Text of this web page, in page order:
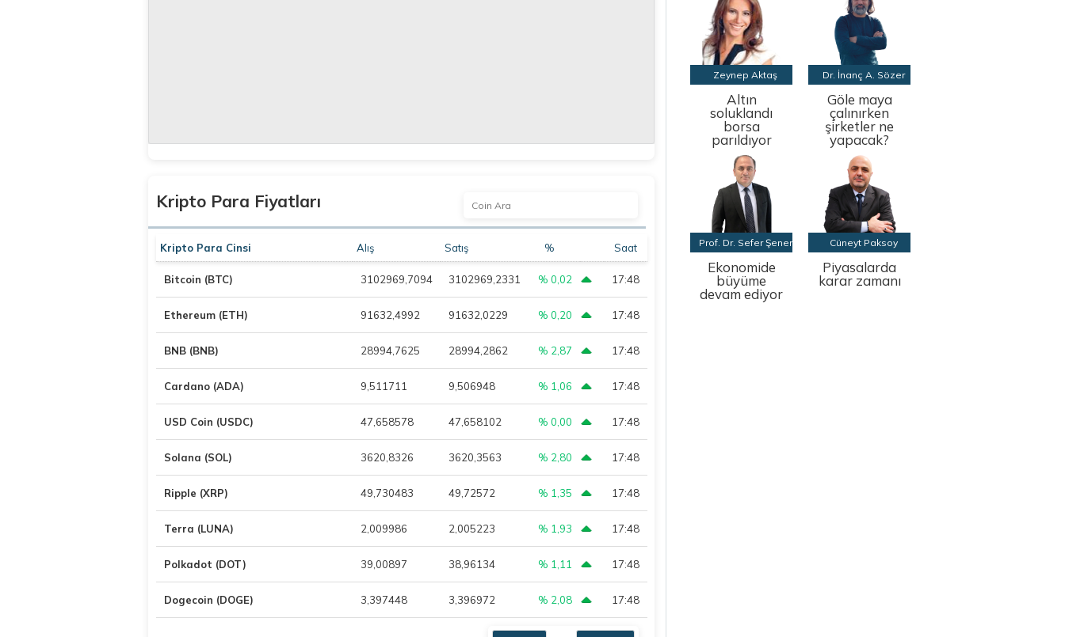
Kripto Para Fiyatları
Kripto Para Cinsi Alış Satış % Saat
Bitcoin (BTC) 3102969,7094 3102969,2331 % 0,02 17:48
Ethereum (ETH) 91632,4992 91632,0229 % 0,20 17:48
BNB (BNB) 28994,7625 28994,2862 % 2,87 17:48
Cardano (ADA) 9,511711 9,506948 % 1,06 17:48
USD Coin (USDC) 47,658578 47,658102 % 0,00 17:48
Solana (SOL) 3620,8326 3620,3563 % 2,80 17:48
Ripple (XRP) 49,730483 49,72572 % 1,35 17:48
Terra (LUNA) 2,009986 2,005223 % 1,93 17:48
Polkadot (DOT) 39,00897 38,96134 % 1,11 17:48
Dogecoin (DOGE) 3,397448 3,396972 % 2,08 17:48
Zeynep Aktaş
Altın
soluklandı
borsa
parıldıyor
Dr. İnanç A. Sözer
Göle maya
çalınırken
şirketler ne
yapacak?
Prof. Dr. Sefer Şener
Ekonomide
büyüme
devam ediyor
Cüneyt Paksoy
Piyasalarda
karar zamanı